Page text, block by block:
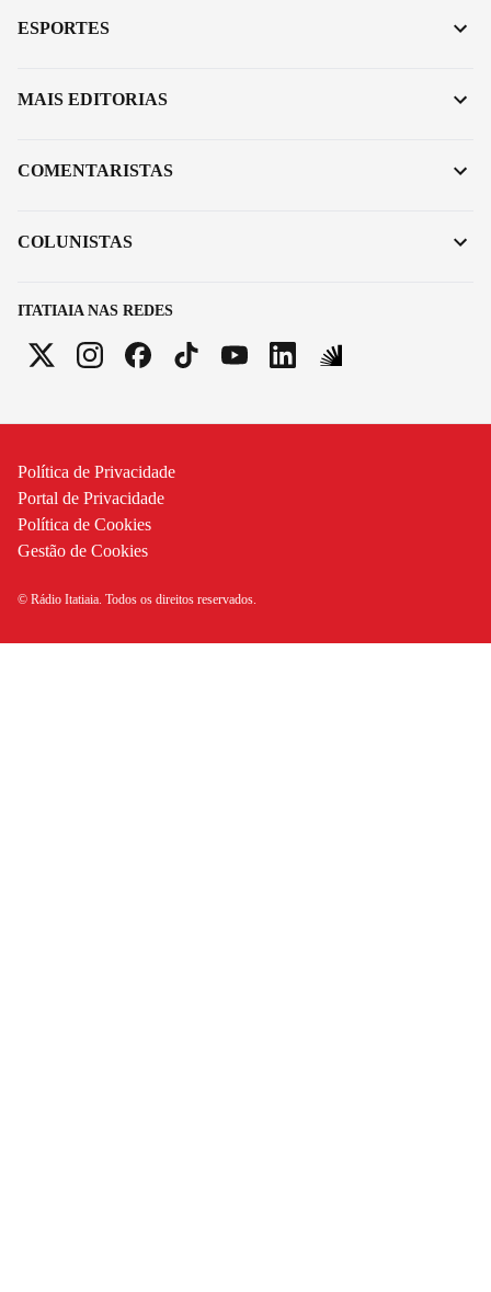
ITATIAIA NAS REDES
ESPORTES
MAIS EDITORIAS
COMENTARISTAS
COLUNISTAS
Política de Privacidade
Portal de Privacidade
Política de Cookies
Gestão de Cookies
© Rádio Itatiaia. Todos os direitos reservados.